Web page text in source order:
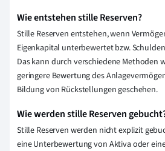
Wie entstehen stille Reserven?
Stille Reserven entstehen, wenn
Eigenkapital unterbewertet bzw.
Das kann durch verschiedene Methoden
geringere Bewertung des
Bildung von Rückstellungen geschehen.
Wie werden stille Reserven
Stille Reserven werden nicht explizit
eine Unterbewertung von Aktiva oder